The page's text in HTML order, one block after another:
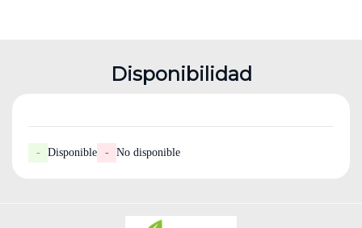
Disponibilidad
- Disponible - No disponible